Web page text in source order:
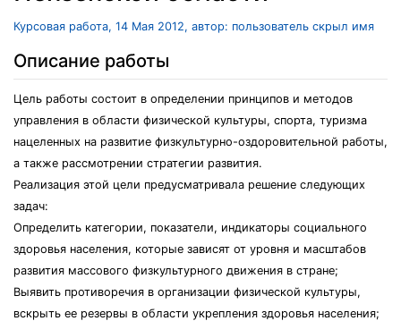
Курсовая работа, 14 Мая 2012, автор: пользователь скрыл имя
Описание работы
Цель работы состоит в определении принципов и методов
управления в области физической культуры, спорта, туризма
нацеленных на развитие физкультурно-оздоровительной работы,
а также рассмотрении стратегии развития.
Реализация этой цели предусматривала решение следующих
задач:
Определить категории, показатели, индикаторы социального
здоровья населения, которые зависят от уровня и масштабов
развития массового физкультурного движения в стране;
Выявить противоречия в организации физической культуры,
вскрыть ее резервы в области укрепления здоровья населения;